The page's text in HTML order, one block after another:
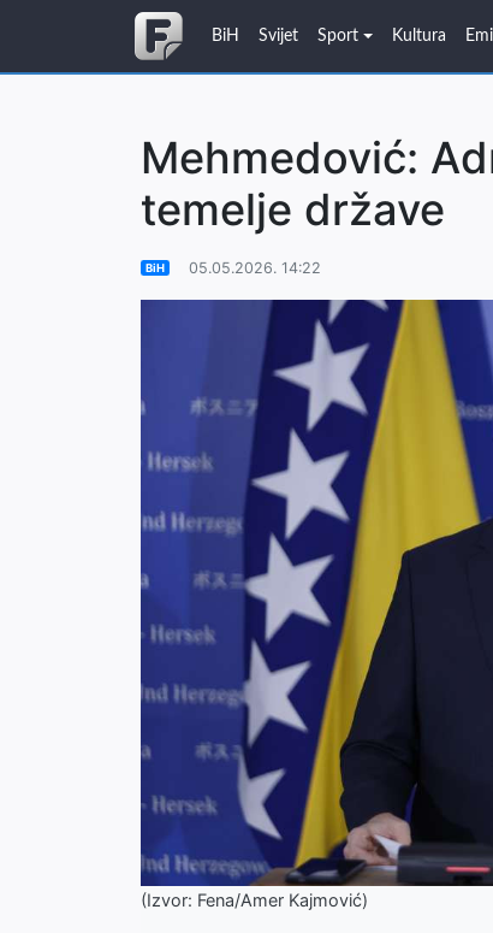
BiH Svijet Sport Kultura
Mehmedović:
temelje države
BiH 05.05.2026. 14:22
(Izvor: Fena/Amer Kajmović)